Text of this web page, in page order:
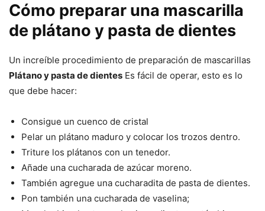
Cómo preparar una mascarilla
de plátano y pasta de dientes
Un increíble procedimiento de preparación de mascarillas
Plátano y pasta de dientes Es fácil de operar, esto es lo
que debe hacer:
Consigue un cuenco de cristal
Pelar un plátano maduro y colocar los trozos dentro.
Triture los plátanos con un tenedor.
Añade una cucharada de azúcar moreno.
También agregue una cucharadita de pasta de dientes.
Pon también una cucharada de vaselina;